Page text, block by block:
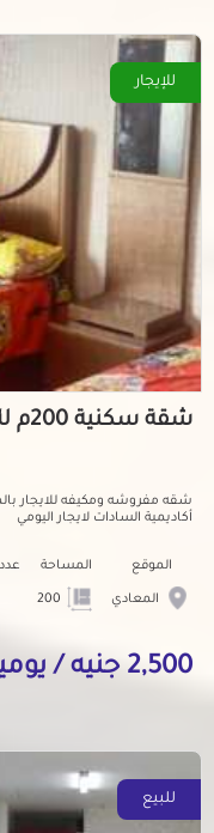
للإيجار
شقة سكنية 200م للايجار اليومى بالمعادي القاهرة
شقه مفروشه ومكيفه للايجار
أكاديمية السادات لايجار اليومي
الموقع
المعادي
المساحة
2,500 جنيه / يومياً
للبيع